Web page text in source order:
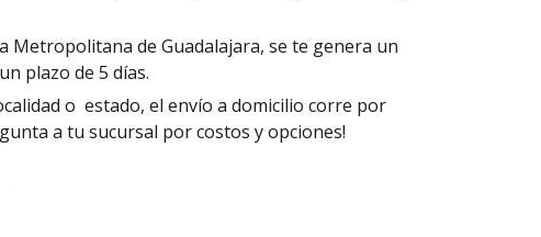
Metropolitana de Guadalajara, se te genera un
plazo de 5 días.
o estado, el envío a domicilio corre por
a tu sucursal por costos y opciones!